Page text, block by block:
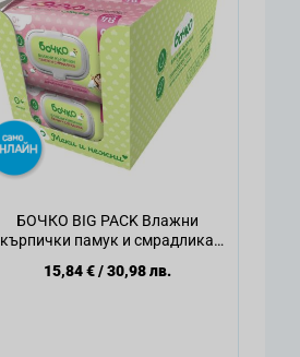
БОЧКО BIG PACK Влажни
кърпички памук и смрадлика
15,84 €/30,98 лв.